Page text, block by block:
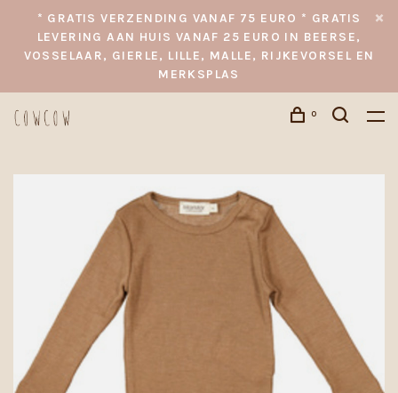
* GRATIS VERZENDING VANAF 75 EURO * GRATIS
LEVERING AAN HUIS VANAF 25 EURO IN BEERSE,
VOSSELAAR, GIERLE, LILLE, MALLE, RIJKEVORSEL EN
MERKSPLAS
0